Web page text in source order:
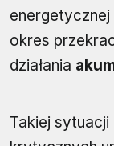
okres
działania
Takiej sytuacji